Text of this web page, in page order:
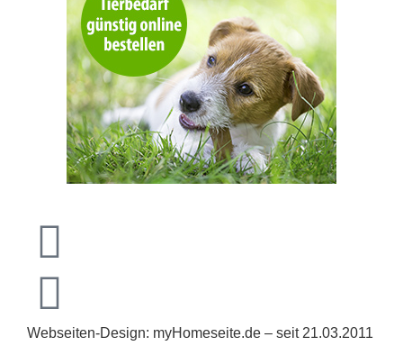
Webseiten-Design: myHomeseite.de – seit 21.03.2011